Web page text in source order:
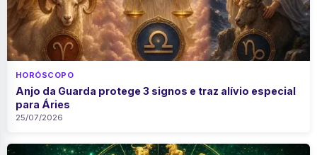
HORÓSCOPO
Anjo da Guarda protege 3 signos e traz alívio especial
para Áries
25/07/2026